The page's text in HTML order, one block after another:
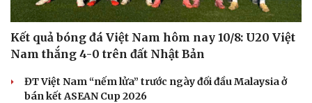
Kết quả bóng đá Việt Nam hôm nay 10/8: U20 Việt
Nam thắng 4-0 trên đất Nhật Bản
ĐT Việt Nam “nếm lửa” trước ngày đối đầu Malaysia ở
bán kết ASEAN Cup 2026